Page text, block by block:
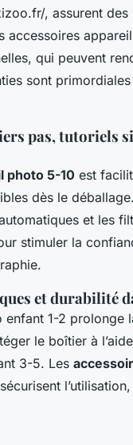
, assurent
accessoires
qui peuvent
sont
pas, tutoriels
photo 5-10 est
dès le
et les
stimuler la
et durabilité
1-2 prolonge
le boîtier à
3-5. Les